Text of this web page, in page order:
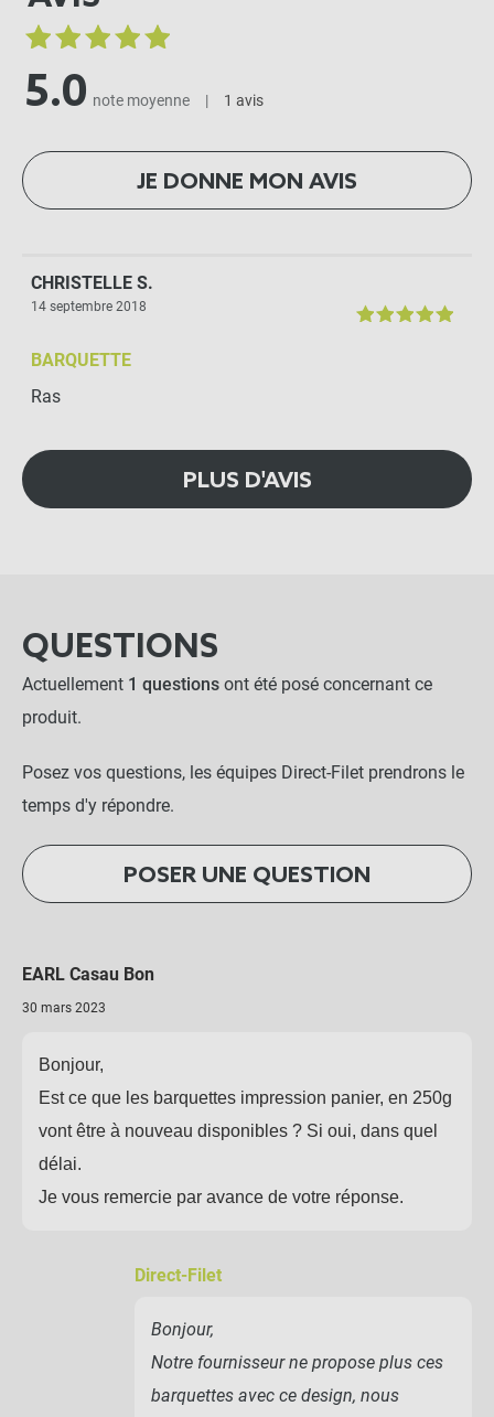
5.0 note moyenne | 1 avis
JE DONNE MON AVIS
CHRISTELLE S.
14 septembre 2018
BARQUETTE
Ras
PLUS D'AVIS
QUESTIONS
Actuellement 1 questions ont été posé concernant ce
produit.
Posez vos questions, les équipes Direct-Filet prendrons le
temps d'y répondre.
POSER UNE QUESTION
EARL Casau Bon
30 mars 2023
Bonjour,
Est ce que les barquettes impression panier, en 250g
vont être à nouveau disponibles ? Si oui, dans quel
délai.
Je vous remercie par avance de votre réponse.
Direct-Filet
Bonjour,
Notre fournisseur ne propose plus ces
barquettes avec ce design, nous